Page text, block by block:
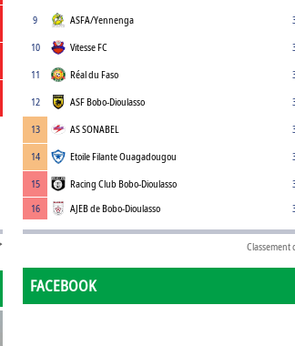
9
ASFA/Yennenga
10
Vitesse FC
11
Réal du Faso
12
ASF Bobo-Dioulasso
13
AS SONABEL
14
Etoile Filante Ouagadougou
15
Racing Club Bobo-Dioulasso
16
AJEB de Bobo-Dioulasso
Classement
FACEBOOK